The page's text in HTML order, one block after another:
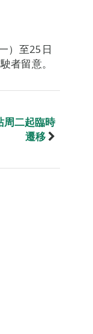
）至25日
者留意。
周二起臨時
遷移